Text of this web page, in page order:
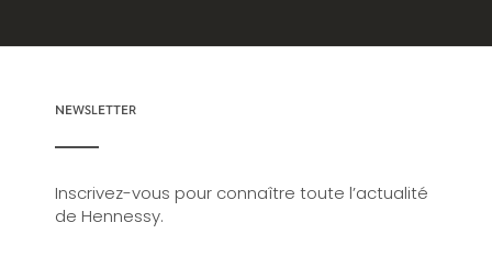
NEWSLETTER
Inscrivez-vous pour connaître toute l’actualité
de Hennessy.